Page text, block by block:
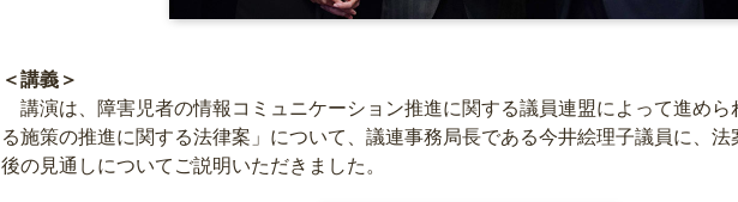
＜講義＞
講演は、障害児者の情報コミュニケーション推進に関する議員連盟によって進めら
る施策の推進に関する法律案」について、議連事務局長である今井絵理子議員に、
後の見通しについてご説明いただきました。